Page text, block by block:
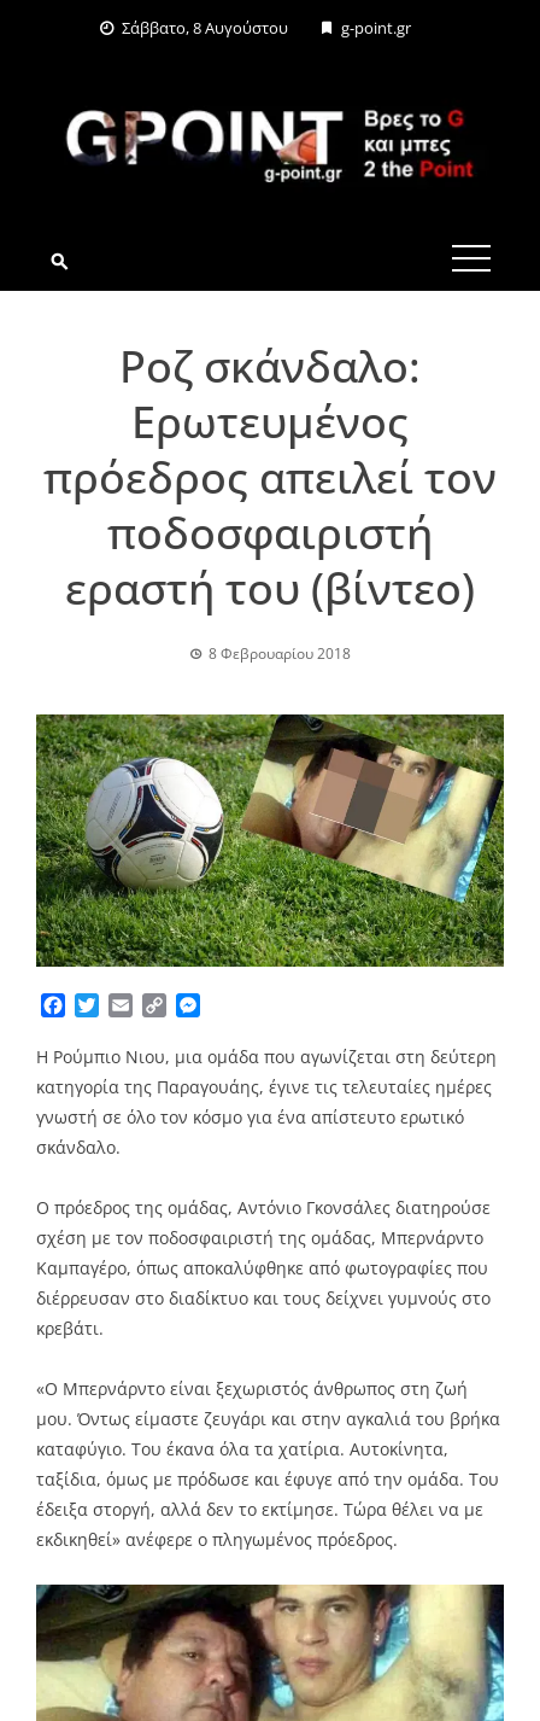
Σάββατο, 8 Αυγούστου g-point.gr
G-POINT.GR
Ροζ σκάνδαλο:
Ερωτευμένος
πρόεδρος απειλεί τον
ποδοσφαιριστή
εραστή του (βίντεο)
8 Φεβρουαρίου 2018
Facebook
TwitterEmailCopy
Η Ρούμπιο Νιου, μια ομάδα που αγωνίζεται στη δεύτερη
κατηγορία της Παραγουάης, έγινε τις τελευταίες ημέρες
γνωστή σε όλο τον κόσμο για ένα απίστευτο ερωτικό
σκάνδαλο.
Ο πρόεδρος της ομάδας, Αντόνιο Γκονσάλες διατηρούσε
σχέση με τον ποδοσφαιριστή της ομάδας, Μπερνάρντο
Καμπαγέρο, όπως αποκαλύφθηκε από φωτογραφίες που
διέρρευσαν στο διαδίκτυο και τους δείχνει γυμνούς στο
κρεβάτι.
«Ο Μπερνάρντο είναι ξεχωριστός άνθρωπος στη ζωή
μου. Όντως είμαστε ζευγάρι και στην αγκαλιά του βρήκα
καταφύγιο. Του έκανα όλα τα χατίρια. Αυτοκίνητα,
ταξίδια, όμως με πρόδωσε και έφυγε από την ομάδα. Του
έδειξα στοργή, αλλά δεν το εκτίμησε. Τώρα θέλει να με
εκδικηθεί» ανέφερε ο πληγωμένος πρόεδρος.